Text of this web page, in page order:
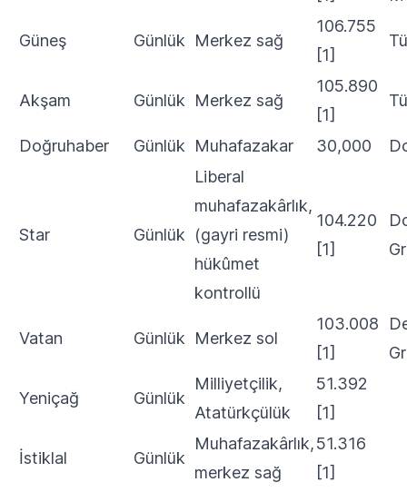
Güneş Günlük Merkez sağ
106.755
[1]
Akşam Günlük Merkez sağ
105.890
[1]
Doğruhaber Günlük Muhafazakar 30,000
Star Günlük
Liberal
muhafazakârlık,
(gayri resmi)
hükûmet
kontrollü
104.220
[1]
Vatan Günlük Merkez sol
103.008
[1]
Yeniçağ Günlük
Milliyetçilik,
Atatürkçülük
51.392
[1]
İstiklal Günlük
Muhafazakârlık,
merkez sağ
51.316
[1]